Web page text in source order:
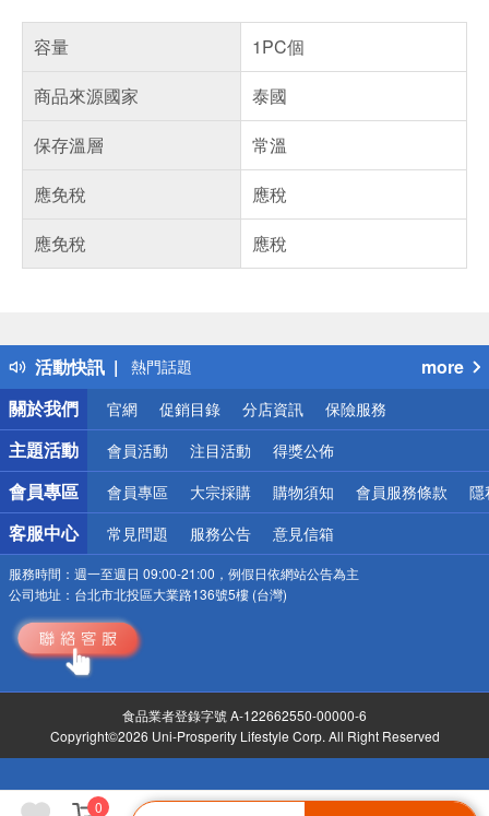
0
容量
1PC個
商品來源國家
泰國
保存溫層
常溫
應免稅
應稅
應免稅
應稅
活動快訊
得獎公告
熱門話題
銀行優惠
偏遠地區配送
詐騙網頁！請小心！
more
關於我們
官網 促銷目錄 分店資訊 保險服務
主題活動 會員活動 注目活動 得獎公佈
會員專區 會員專區 大宗採購 購物須知 會員服務條款 隱
客服中心 常見問題 服務公告 意見信箱
服務時間： 週一至週日 09:00-21:00，例假日依網站公告為主
公司地址： 台北市北投區大業路136號5樓 (台灣)
食品業者登錄字號 A-122662550-00000-6
Copyright©2026 Uni-Prosperity Lifestyle Corp. All Right Reserved